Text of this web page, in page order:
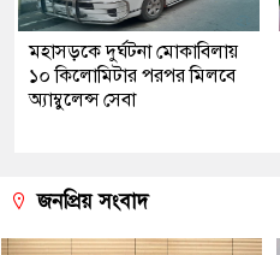
মহাসড়কে দুর্ঘটনা মোকাবিলায়
১০ কিলোমিটার পরপর মিলবে
অ্যাম্বুলেন্স সেবা
জনপ্রিয় সংবাদ